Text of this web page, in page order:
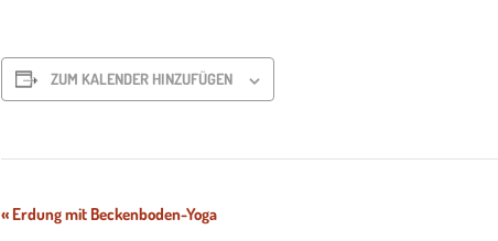
ZUM KALENDER HINZUFÜGEN
Veranstaltung-
« Erdung mit Beckenboden-Yoga